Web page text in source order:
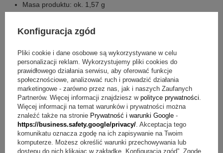
Masa produktu: ok. 1,57 g
imię
Metki jubilerskie: dołączone
Oznaczenie próby: wybita na wisiorku próba
Co otrzymujesz w zestawie?
Wisiorek
Grawerunek jednostronny, np. imię
Najczęstsze wątpliwości o wisiorku z grawerem
Pytanie:Jak zamawiany jest grawerunek jednostronny?
Konfiguracja zgód
Pliki cookie i dane osobowe są wykorzystywane w celu
personalizacji reklam. Wykorzystujemy pliki cookies do
prawidłowego działania serwisu, aby oferować funkcje
społecznościowe, analizować ruch i prowadzić działania
marketingowe - zarówno przez nas, jak i naszych Zaufanych
Partnerów. Więcej informacji znajdziesz w polityce prywatności
Więcej informacji na temat warunków i prywatności można
znaleźć także na stronie Prywatność i warunki Google -
https://business.safety.google/privacy/ . Akceptacja tego
komunikatu oznacza zgodę na ich zapisywanie na Twoim
komputerze. Możesz określić warunki przechowywania lub
dostępu do nich klikając w zakładkę „Konfiguracja zgód”. Zgodę